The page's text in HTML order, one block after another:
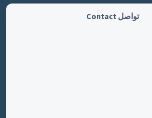
تواصل Contact